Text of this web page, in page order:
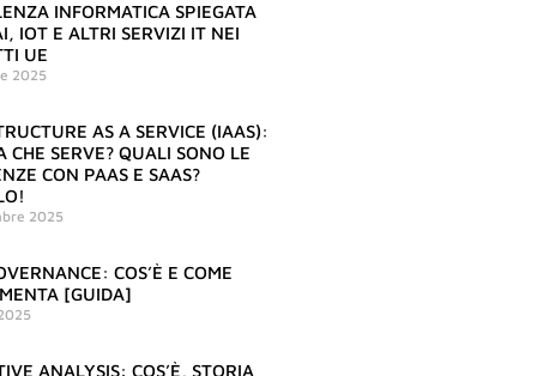
INFORMATICA SPIEGATA
IOT E ALTRI SERVIZI IT NEI
UE
2025
AS A SERVICE (IAAS):
CHE SERVE? QUALI SONO LE
CON PAAS E SAAS?
2025
COS’È E COME
[GUIDA]
ANALYSIS: COS’È, STORIA